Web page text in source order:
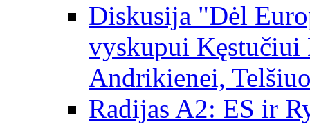
Diskusija "Dėl
vyskupui Kęstučiui
Andrikienei,
Radijas A2: ES ir